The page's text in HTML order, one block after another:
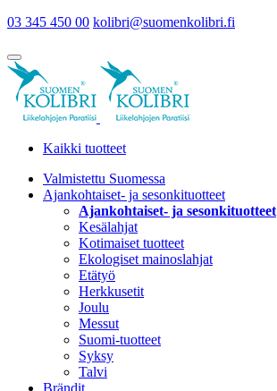
03 345 450 00 kolibri@suomenkolibri.fi
Kaikki tuotteet
Valmistettu Suomessa
Ajankohtaiset- ja sesonkituotteet
Ajankohtaiset- ja sesonkituotteet
Kesälahjat
Kotimaiset tuotteet
Ekologiset mainoslahjat
Etätyö
Herkkusetit
Joulu
Messut
Suomi-tuotteet
Syksy
Talvi
Brändit